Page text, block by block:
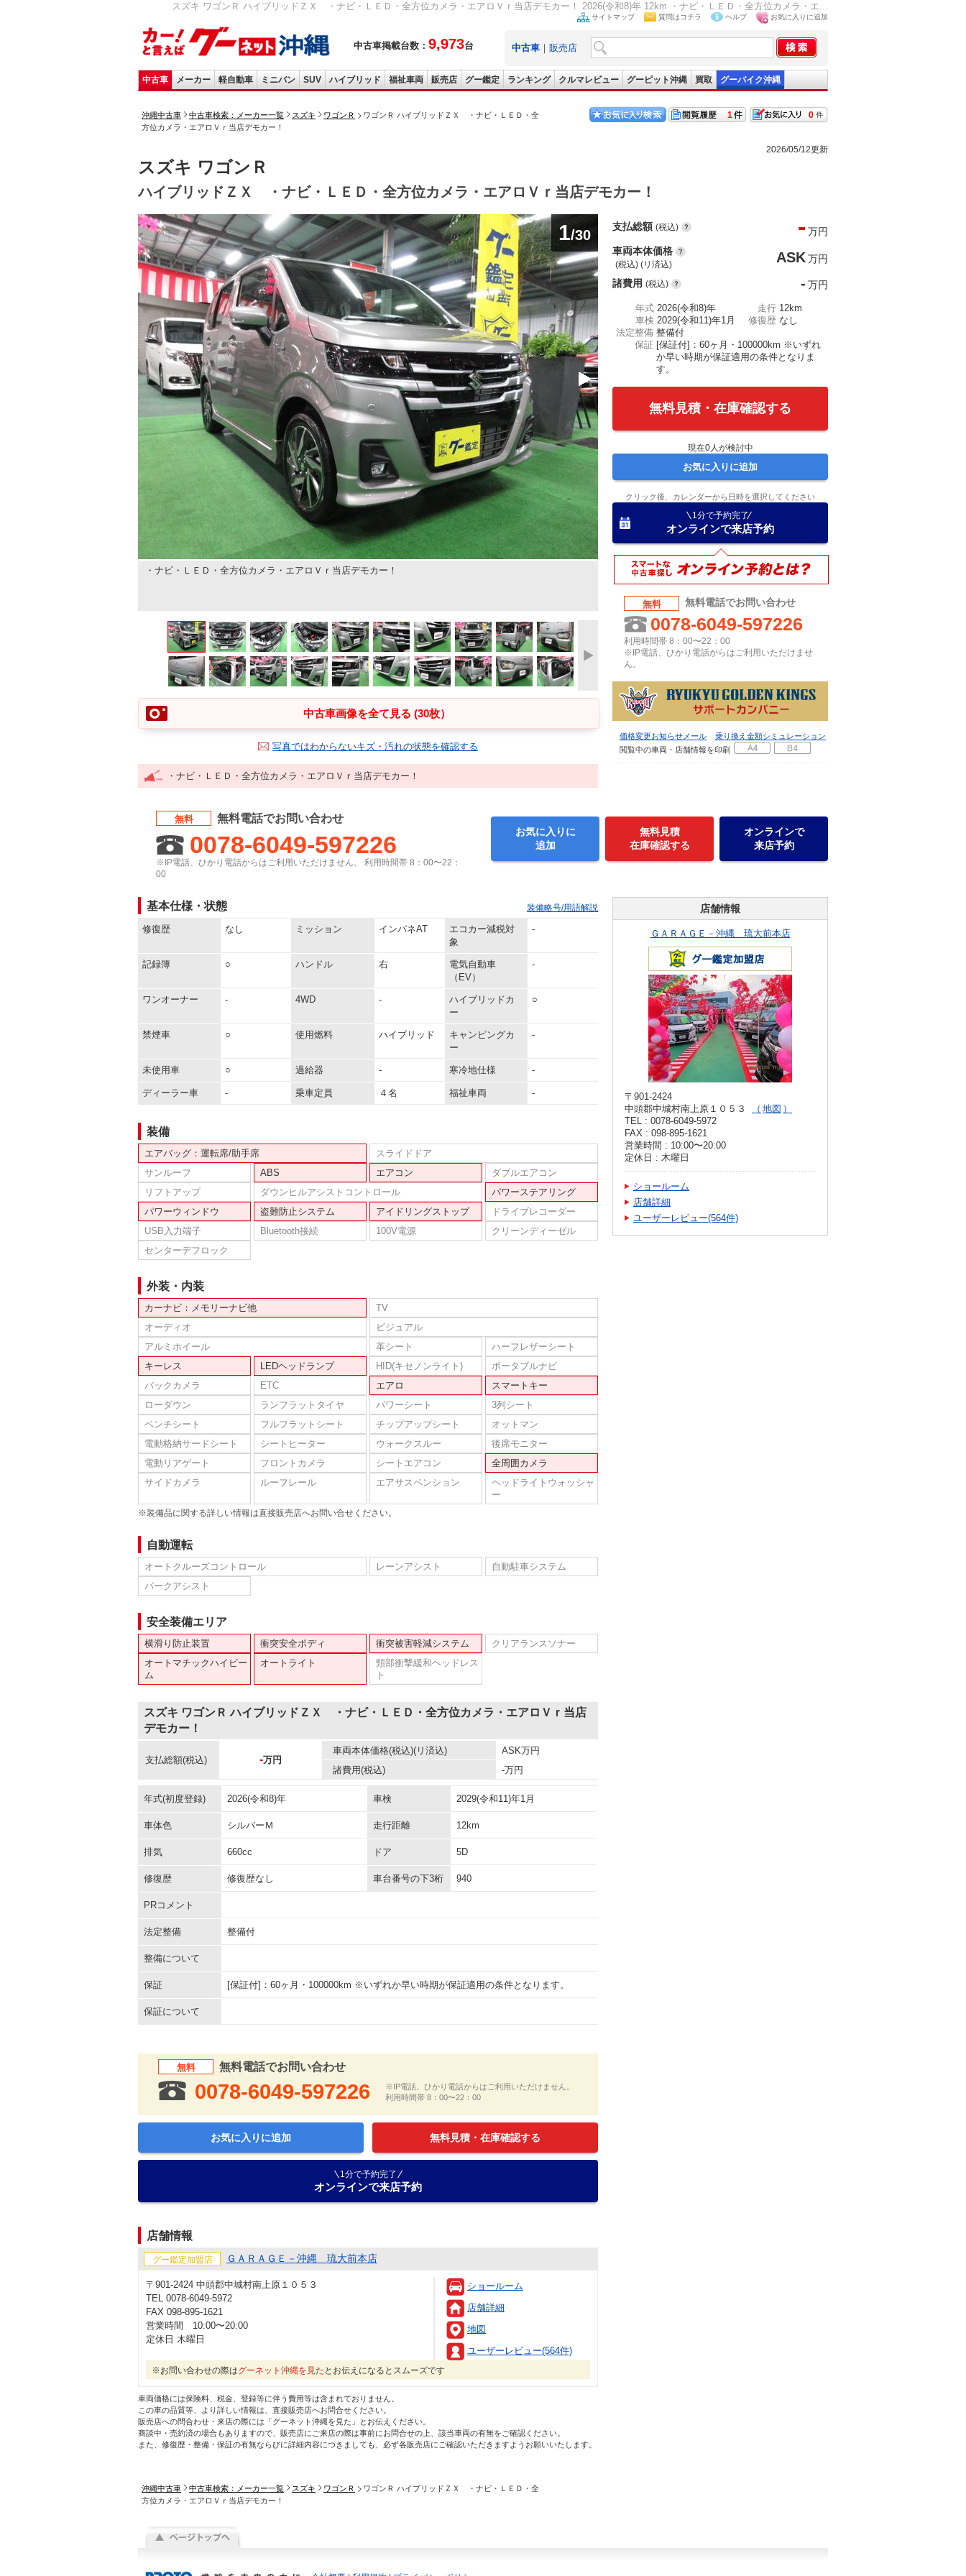
スズキ ワゴンＲ ハイブリッドＺＸ ・ナビ・ＬＥＤ・全方位カメラ・エアロＶｒ当店デモカー！ 2026(令和8)年 12km ・ナビ・ＬＥＤ・全方位カメラ・エ...
中古車掲載台数： 9,973台
サイトマップ 質問はコチラ ヘルプ お気に入りに追加
中古車 ｜ 販売店
中古車 メーカー 軽自動車 ミニバン SUV ハイブリッド 福祉車両 販売店 グー鑑定 ランキング クルマレビュー グーピット沖縄 買取 グーバイク沖縄
沖縄中古車 中古車検索：メーカー一覧 スズキ ワゴンＲ
ワゴンＲ ハイブリッドＺＸ ・ナビ・ＬＥＤ・全
方位カメラ・エアロＶｒ当店デモカー！
0
1
2026/05/12更新
スズキ ワゴンＲ
ハイブリッドＺＸ ・ナビ・ＬＥＤ・全方位カメラ・エアロＶｒ当店デモカー！
・ナビ・ＬＥＤ・全方位カメラ・エアロＶｒ当店デモカー！
1/30
中古車画像を全て見る (30枚）
写真ではわからないキズ・汚れの状態を確認する
・ナビ・ＬＥＤ・全方位カメラ・エアロＶｒ当店デモカー！
支払総額 (税込) - 万円
車両本体価格
(税込) (リ済込) ASK万円
諸費用 (税込) - 万円
年式 2026(令和8)年 走行 12km
車検 2029(令和11)年1月 修復歴 なし
法定整備 整備付
保証 [保証付]：60ヶ月・100000km ※いずれ
か早い時期が保証適用の条件となりま
す。
無料見積・在庫確認する
現在0人が検討中
お気に入りに追加
クリック後、カレンダーから日時を選択してください
1分で予約完了
オンラインで来店予約
無料 無料電話でお問い合わせ
0078-6049-597226
利用時間帯 8：00〜22：00
※IP電話、ひかり電話からはご利用いただけませ
ん。
価格変更お知らせメール
乗り換え金額シミュレーション
閲覧中の車両・店舗情報を印刷
無料 無料電話でお問い合わせ
0078-6049-597226
※IP電話、ひかり電話からはご利用いただけません。 利用時間帯 8：00〜22：
00
お気に入りに
追加
無料見積
在庫確認する
オンラインで
来店予約
基本仕様・状態 装備略号/用語解説
修復歴 なし ミッション インパネAT
エコカー減税対
象
-
記録簿 ○ ハンドル 右
電気自動車
（EV）
-
ワンオーナー - 4WD -
ハイブリッドカ
ー
○
禁煙車 ○ 使用燃料 ハイブリッド
キャンピングカ
ー
-
未使用車 ○ 過給器 - 寒冷地仕様 -
ディーラー車 - 乗車定員 ４名 福祉車両 -
装備
エアバッグ：運転席/助手席
スライドドア
サンルーフ
ABS エアコン
ダブルエアコン
リフトアップ
ダウンヒルアシストコントロール
パワーステアリング
パワーウィンドウ
盗難防止システム アイドリングストップ
ドライブレコーダー
USB入力端子
Bluetooth接続 100V電源
クリーンディーゼル
センターデフロック
外装・内装
カーナビ：メモリーナビ他
TV
オーディオ
ビジュアル
アルミホイール
革シート
ハーフレザーシート
キーレス
LEDヘッドランプ HID(キセノンライト)
ポータブルナビ
バックカメラ
ETC エアロ
スマートキー
ローダウン
ランフラットタイヤ パワーシート
3列シート
ベンチシート
フルフラットシート チップアップシート
オットマン
電動格納サードシート
シートヒーター ウォークスルー
後席モニター
電動リアゲート
フロントカメラ シートエアコン
全周囲カメラ
サイドカメラ
ルーフレール エアサスペンション
ヘッドライトウォッシャ
ー
※装備品に関する詳しい情報は直接販売店へお問い合せください。
自動運転
オートクルーズコントロール レーンアシスト
自動駐車システム
パークアシスト
安全装備エリア
横滑り防止装置 衝突安全ボディ 衝突被害軽減システム
クリアランスソナー
オートマチックハイビー
ム
オートライト
頸部衝撃緩和ヘッドレス
ト
スズキ ワゴンＲ ハイブリッドＺＸ ・ナビ・ＬＥＤ・全方位カメラ・エアロＶｒ当店
デモカー！
支払総額(税込) -万円
車両本体価格(税込)(リ済込) ASK万円
諸費用(税込) -万円
年式(初度登録) 2026(令和8)年 車検 2029(令和11)年1月
車体色 シルバーＭ 走行距離 12km
排気 660cc ドア 5D
修復歴 修復歴なし 車台番号の下3桁 940
PRコメント
法定整備 整備付
整備について
保証 [保証付]：60ヶ月・100000km ※いずれか早い時期が保証適用の条件となります。
保証について
無料 無料電話でお問い合わせ
0078-6049-597226
※IP電話、ひかり電話からはご利用いただけません。
利用時間帯 8：00〜22：00
お気に入りに追加 無料見積・在庫確認する
1分で予約完了
オンラインで来店予約
店舗情報
グー鑑定加盟店 ＧＡＲＡＧＥ－沖縄 琉大前本店
〒901-2424 中頭郡中城村南上原１０５３
TEL 0078-6049-5972
FAX 098-895-1621
営業時間 10:00〜20:00
定休日 木曜日
ショールーム
店舗詳細
地図
ユーザーレビュー(564件)
※お問い合わせの際はグーネット沖縄を見た とお伝えになるとスムーズです
車両価格には保険料、税金、登録等に伴う費用等は含まれておりません。
この車の品質等、より詳しい情報は、直接販売店へお問合せください。
販売店への問合わせ・来店の際には「グーネット沖縄を見た」とお伝えください。
商談中・売約済の場合もありますので、販売店にご来店の際は事前にお問合せの上、該当車両の有無をご確認ください。
また、修復歴・整備・保証の有無ならびに詳細内容につきましても、必ず各販売店にご確認いただきますようお願いいたします。
店舗情報
ＧＡＲＡＧＥ－沖縄 琉大前本店
〒901-2424
中頭郡中城村南上原１０５３
地図
TEL : 0078-6049-5972
FAX : 098-895-1621
営業時間 : 10:00〜20:00
定休日 : 木曜日
ショールーム
店舗詳細
ユーザーレビュー(564件)
沖縄中古車 中古車検索：メーカー一覧 スズキ ワゴンＲ
ワゴンＲ ハイブリッドＺＸ ・ナビ・ＬＥＤ・全
方位カメラ・エアロＶｒ当店デモカー！